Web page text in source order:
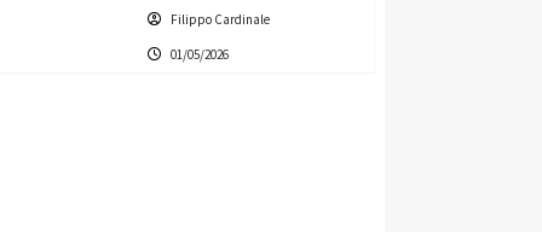
Filippo Cardinale
01/05/2026